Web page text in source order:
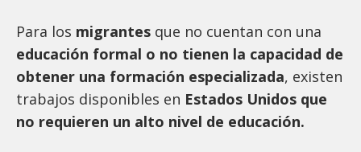
Para los migrantes que no cuentan con una
educación formal o no tienen la capacidad de
obtener una formación especializada, existen
trabajos disponibles en Estados Unidos que
no requieren un alto nivel de educación.